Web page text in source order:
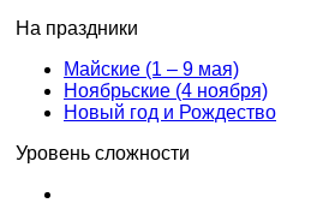
На праздники
Майские (1 – 9 мая)
Ноябрьские (4 ноября)
Новый год и Рождество
Уровень сложности